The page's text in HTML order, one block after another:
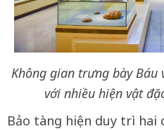
Không gian trưng bày Báu
với nhiều hiện vật
Bảo tàng hiện duy trì hai